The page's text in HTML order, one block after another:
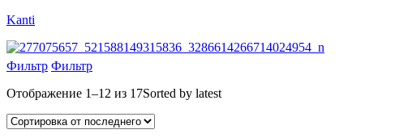
Kanti
Фильтр Фильтр
Отображение 1–12 из 17Sorted by latest